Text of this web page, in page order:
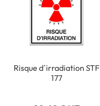
Risque d´irradiation STF
177